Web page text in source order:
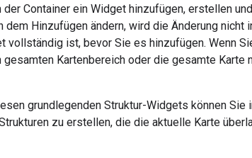
der Container ein Widget hinzufügen, erstellen
dem Hinzufügen ändern, wird die Änderung
vollständig ist, bevor Sie es hinzufügen. Wenn
gesamten Kartenbereich oder die gesamte
grundlegenden Struktur-Widgets können
Strukturen zu erstellen, die die aktuelle Karte